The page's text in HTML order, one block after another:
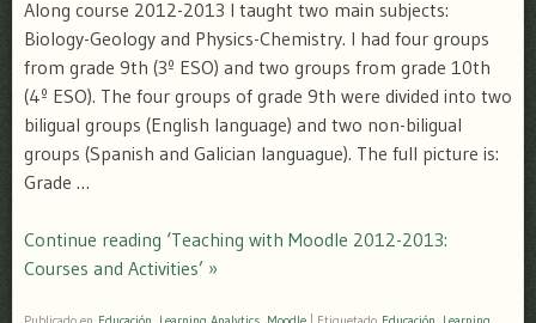
Along course 2012-2013 I taught two main subjects:
Biology-Geology and Physics-Chemistry. I had four groups
from grade 9th (3º ESO) and two groups from grade 10th
(4º ESO). The four groups of grade 9th were divided into two
biligual groups (English language) and two non-biligual
groups (Spanish and Galician languague). The full picture is:
Grade …
Continue reading ‘Teaching with Moodle 2012-2013:
Courses and Activities’ »